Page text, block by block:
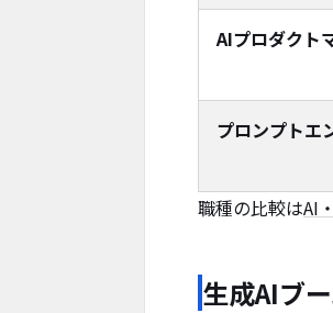
AIプロダクト
プロンプトエ
職種の比較はAI
生成AIブ